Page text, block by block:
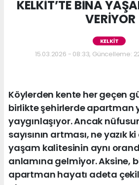
KELKİT’TE BİNA
VERİYOR
KELKİT
15.03.2026 - 08:33, Güncelleme:
Köylerden kente her geçen
birlikte şehirlerde apartman
yaygınlaşıyor. Ancak
sayısının artması, ne yazık
yaşam kalitesinin aynı
anlamına gelmiyor. Aksine,
apartman hayatı adeta